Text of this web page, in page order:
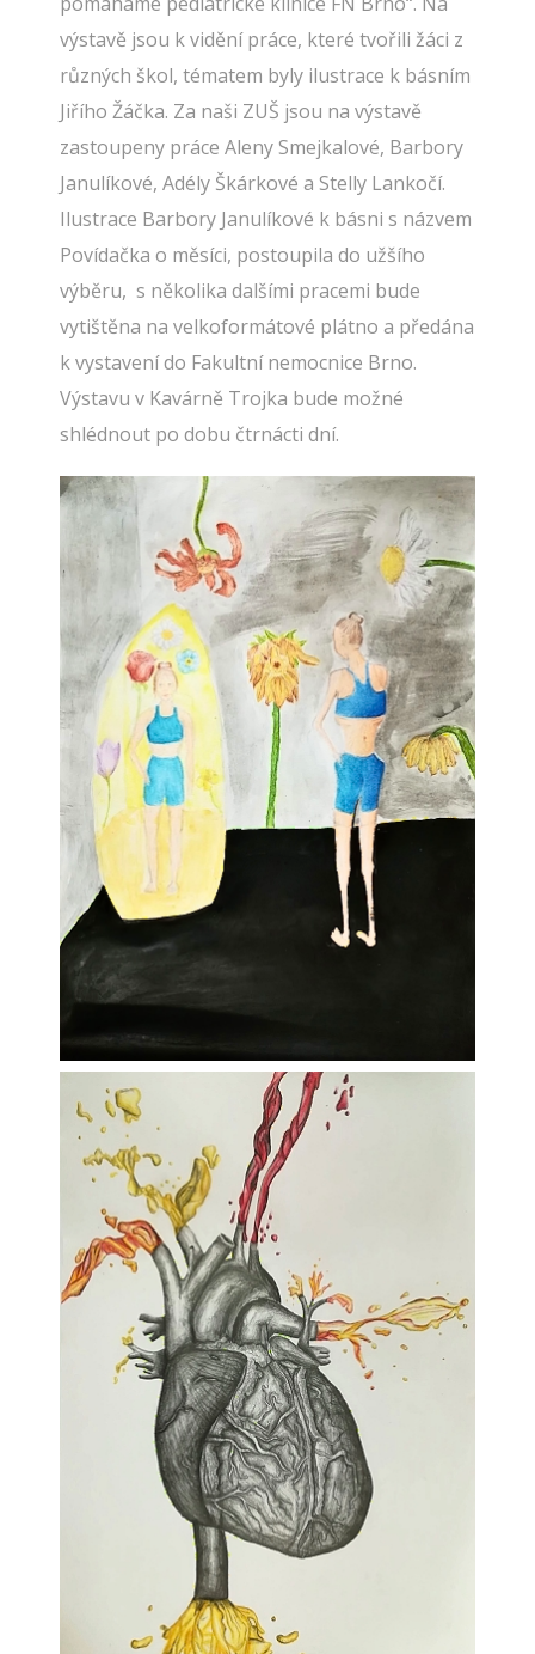
výstavě jsou k vidění práce, které tvořili žáci z
různých škol, tématem byly ilustrace k básním
Jiřího Žáčka. Za naši ZUŠ jsou na výstavě
zastoupeny práce Aleny Smejkalové, Barbory
Janulíkové, Adély Škárkové a Stelly Lankočí.
Ilustrace Barbory Janulíkové k básni s názvem
Povídačka o měsíci, postoupila do užšího
výběru, s několika dalšími pracemi bude
vytištěna na velkoformátové plátno a předána
k vystavení do Fakultní nemocnice Brno.
Výstavu v Kavárně Trojka bude možné
shlédnout po dobu čtrnácti dní.